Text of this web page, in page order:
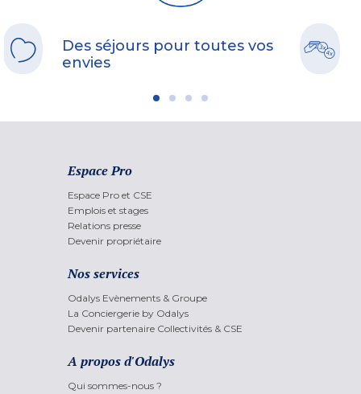
Des séjours pour toutes vos
envies
Espace Pro
Espace Pro et CSE
Emplois et stages
Relations presse
Devenir propriétaire
Nos services
Odalys Evènements & Groupe
La Conciergerie by Odalys
Devenir partenaire Collectivités & CSE
A propos d'Odalys
Qui sommes-nous ?